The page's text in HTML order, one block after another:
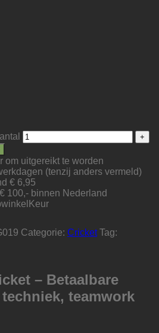
om uitgereikt te worden
(tenzij anders vermeld)
€ 6,95
100,- binnen Nederland
Categorie: Cricket Tag:
– Betaalbare
teamwork